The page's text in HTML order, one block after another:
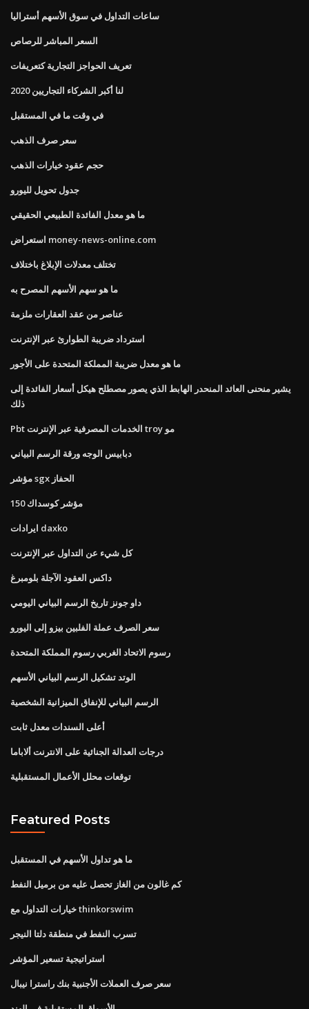
ساعات التداول في سوق الأسهم أستراليا
السعر المباشر للرصاص
تعريف الحواجز التجارية كتعريفات
لنا أكبر الشركاء التجاريين 2020
في وقت ما في المستقبل
سعر صرف الذهب
حجم عقود خيارات الذهب
جدول تحويل لليورو
ما هو معدل الفائدة الطبيعي الحقيقي
استعراض money-news-online.com
تختلف معدلات الإبلاغ باختلاف
ما هو سهم الأسهم المصرح به
عناصر من عقد العقارات ملزمة
استرداد ضريبة الطوارئ عبر الإنترنت
ما هو معدل ضريبة المملكة المتحدة على الأجور
يشير منحنى العائد المنحدر الهابط الذي يصور مصطلح هيكل أسعار الفائدة إلى
ذلك
Pbt الخدمات المصرفية عبر الإنترنت troy مو
دبابيس الوجه ورقة الرسم البياني
مؤشر sgx الحفاز
مؤشر كوسداك 150
ايرادات daxko
كل شيء عن التداول عبر الإنترنت
داكس العقود الآجلة بلومبرغ
داو جونز تاريخ الرسم البياني اليومي
سعر الصرف عملة الفلبين بيزو إلى اليورو
رسوم الاتحاد الغربي رسوم المملكة المتحدة
الوتد تشكيل الرسم البياني الأسهم
الرسم البياني للإنفاق الميزانية الشخصية
أعلى السندات معدل ثابت
درجات العدالة الجنائية على الانترنت ألاباما
توقعات محلل الأعمال المستقبلية
Featured Posts
ما هو تداول الأسهم في المستقبل
كم غالون من الغاز تحصل عليه من برميل النفط
خيارات التداول مع thinkorswim
تسرب النفط في منطقة دلتا النيجر
استراتيجية تسعير المؤشر
سعر صرف العملات الأجنبية بنك راسترا نيبال